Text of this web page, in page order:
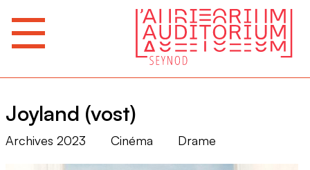
Joyland (vost)
Archives 2023 Cinéma Drame